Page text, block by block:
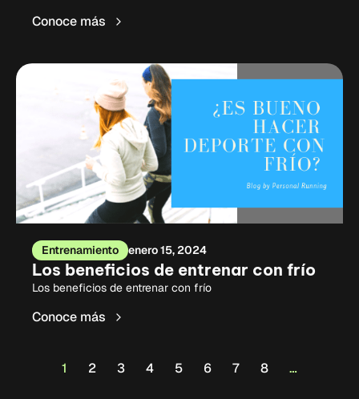
Conoce más
Entrenamiento enero 15, 2024
Los beneficios de entrenar con frío
Los beneficios de entrenar con frío
Conoce más
1 2 3 4 5 6 7 8 …